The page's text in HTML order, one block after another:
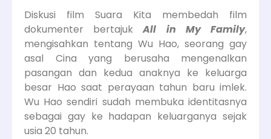
Diskusi film Suara Kita membedah film
dokumenter bertajukAll in My Family,
mengisahkan tentang Wu Hao, seorang gay
asal Cina yang berusaha mengenalkan
pasangan dan kedua anaknya ke keluarga
besar Hao saat perayaan tahun baru imlek.
Wu Hao sendiri sudah membuka identitasnya
sebagai gay ke hadapan keluarganya sejak
usia 20 tahun.